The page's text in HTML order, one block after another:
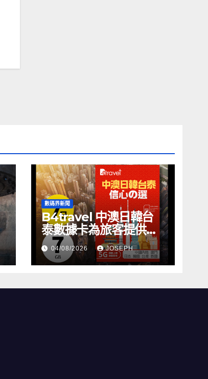
數碼界新聞
B4travel 中澳日韓台
泰數據卡為旅客提供無
縫網絡體驗
04/08/2026 JOSEPH